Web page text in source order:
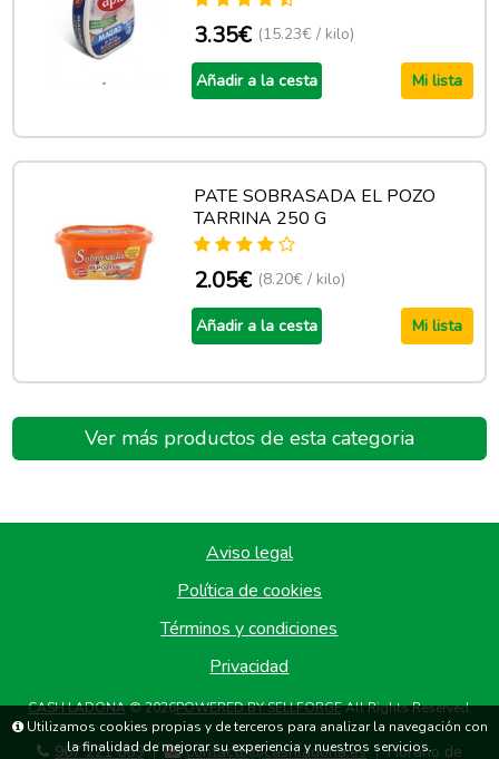
3.35€ (15.23€ / kilo)
Añadir a la cesta Mi lista
PATE SOBRASADA EL POZO
TARRINA 250 G
2.05€ (8.20€ / kilo)
Añadir a la cesta Mi lista
Ver más productos de esta categoria
Aviso legal
Política de cookies
Términos y condiciones
Privacidad
CASH LADONA© 2026POWERED BY SELLFORGEAll Rights Reserved.
967 221 669 | contacto@cashladona.es | Horario de
Utilizamos cookies propias y de terceros para analizar la navegación con
la finalidad de mejorar su experiencia y nuestros servicios.